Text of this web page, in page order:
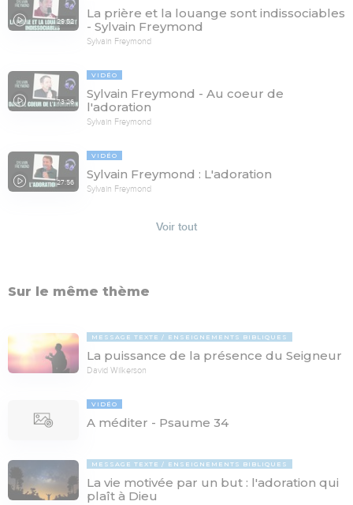
29:52
La prière et la louange sont indissociables
- Sylvain Freymond
Sylvain Freymond
73:26
VIDÉO
Sylvain Freymond - Au coeur de
l'adoration
Sylvain Freymond
27:56
VIDÉO
Sylvain Freymond : L'adoration
Sylvain Freymond
Voir tout
Sur le même thème
MESSAGE TEXTE ENSEIGNEMENTS BIBLIQUES
La puissance de la présence du Seigneur
David Wilkerson
VIDÉO
A méditer - Psaume 34
MESSAGE TEXTE ENSEIGNEMENTS BIBLIQUES
La vie motivée par un but : l'adoration qui
plaît à Dieu